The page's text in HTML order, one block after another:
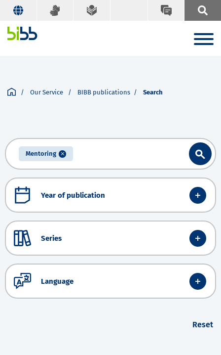
Our Service BIBB publications Search
Mentoring
Year of publication
Series
Language
Reset